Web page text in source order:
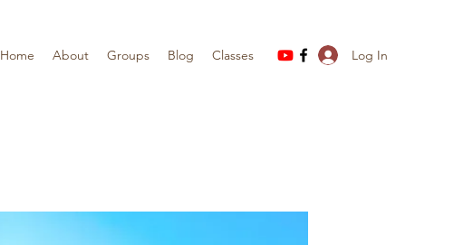
Home About Groups Blog Classes Log In